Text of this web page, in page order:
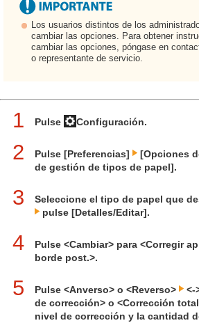
Los usuarios distintos de los
cambiar las opciones. Para obtener
cambiar las opciones, póngase en
o representante de servicio.
1 Pulse Configuración.
2 Pulse [Preferencias] [Opciones
de gestión de tipos de papel].
3
Seleccione el tipo de papel que
pulse [Detalles/Editar].
4
Pulse <Cambiar> para <Corregir
borde post.>.
5 Pulse <Anverso> o <Reverso>
<-
de corrección> o <Corrección
nivel de corrección y la cantidad